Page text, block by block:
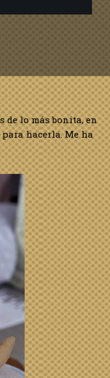
de lo más bonita, en
hacerla. Me ha